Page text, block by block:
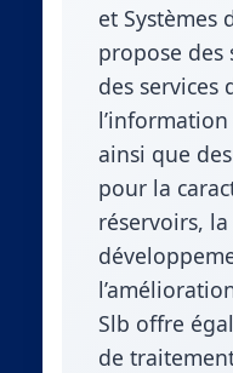
et Systèmes
propose des
des services
ainsi que
pour la
réservoirs,
Slb offre
de